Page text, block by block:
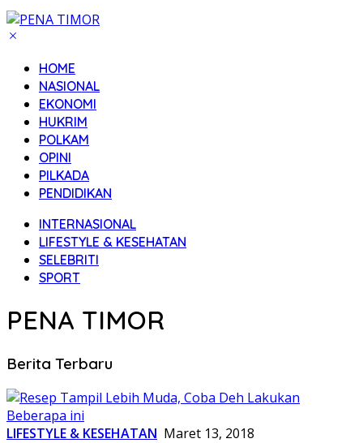
HOME
NASIONAL
EKONOMI
HUKRIM
POLKAM
OPINI
PILKADA
PENDIDIKAN
INTERNASIONAL
LIFESTYLE & KESEHATAN
SELEBRITI
SPORT
PENA TIMOR
Berita Terbaru
LIFESTYLE & KESEHATAN Maret 13, 2018